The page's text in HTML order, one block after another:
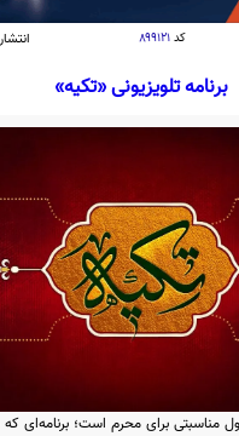
اقتصاد
اقتصادی
جامعه
سلامت
یک برش دانایی
محیط زیست
سفر و تفریح
سیاست خارجی
فرهنگ و هنر
علم و دانش
فناوری و It
علمی
قرآن
گوناگون
باشگاه مغز
عصر ایران 2
کد ۸۹۹۱۲۱
برنامه تلویزیونی «تکیه»
مناسبتی برای محرم است؛ برنامه‌ای که